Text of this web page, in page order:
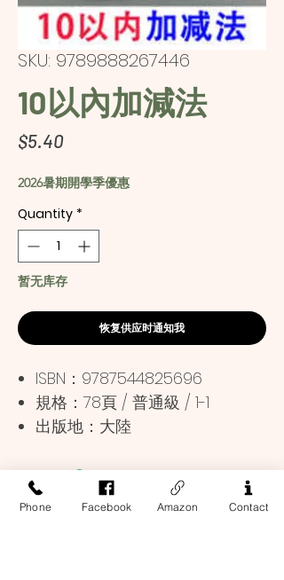
SKU: 9789888267446
10以內加減法
$5.40Price
2026暑期開學季優惠
Quantity *
暂无库存
恢复供应时通知我
ISBN：9787544825696
規格：78頁 / 普通級 / 1-1
出版地：大陸
Phone Facebook Amazon Contact